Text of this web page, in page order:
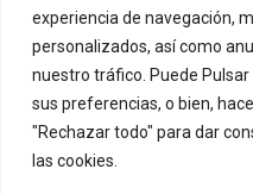
experiencia de navegación,
personalizados, así como
nuestro tráfico. Puede
sus preferencias, o bien,
"Rechazar todo" para dar
las cookies.